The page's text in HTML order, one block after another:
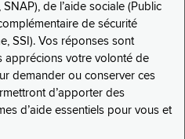
de l’aide sociale (Public
de sécurité
SSI). Vos réponses sont
apprécions votre volonté de
demander ou conserver ces
d’apporter des
d’aide essentiels pour vous et